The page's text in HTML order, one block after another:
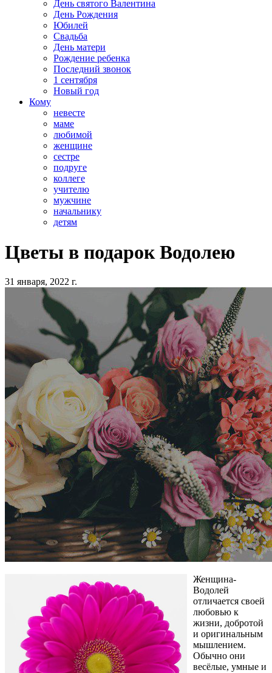
День святого Валентина
День Рождения
Юбилей
Свадьба
День матери
Рождение ребенка
Последний звонок
1 сентября
Новый год
Кому
невесте
маме
любимой
женщине
сестре
подруге
коллеге
учителю
мужчине
начальнику
детям
Цветы в подарок Водолею
31 января, 2022 г.
Женщина-
Водолей
отличается своей
любовью к
жизни, добротой
и оригинальным
мышлением.
Обычно они
весёлые, умные и